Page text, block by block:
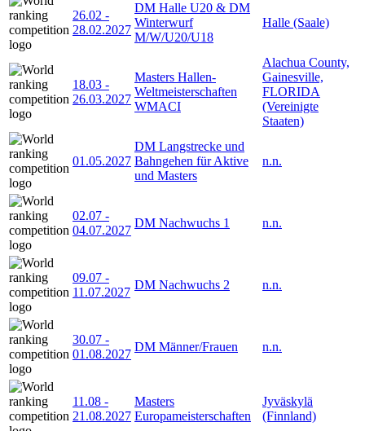
26.02 -
28.02.2027
DM Halle U20 & DM
Winterwurf
M/W/U20/U18
Halle (Saale)
18.03 -
26.03.2027
Masters Hallen-
Weltmeisterschaften
WMACI
Alachua County,
Gainesville,
FLORIDA
(Vereinigte
Staaten)
01.05.2027
DM Langstrecke und
Bahngehen für Aktive
und Masters
n.n.
02.07 -
04.07.2027
DM Nachwuchs 1 n.n.
09.07 -
11.07.2027
DM Nachwuchs 2 n.n.
30.07 -
01.08.2027
DM Männer/Frauen n.n.
11.08 -
21.08.2027
Masters
Europameisterschaften
Jyväskylä
(Finnland)